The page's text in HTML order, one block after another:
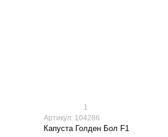
1
Артикул: 104286
Капуста Голден Бол F1